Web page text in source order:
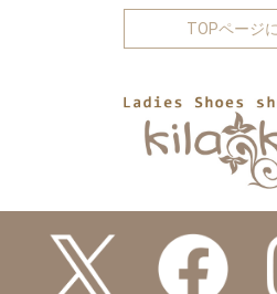
TOPページ